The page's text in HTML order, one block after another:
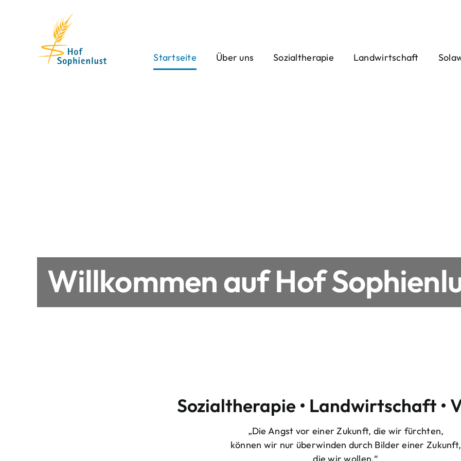
Startseite
Über uns Sozialtherapie Landwirtschaft
Willkommen auf Hof
Sozialtherapie • Landwirtschaft •
„Die Angst vor einer Zukunft, die wir fürchten,
können wir nur überwinden durch Bilder einer Zukunft,